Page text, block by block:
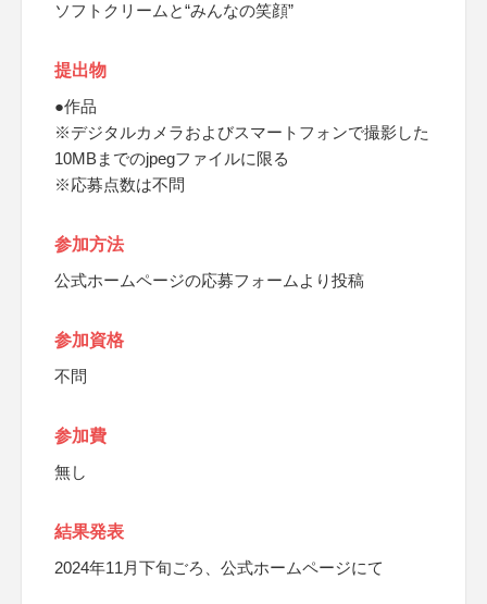
ソフトクリームと“みんなの笑顔”
提出物
●作品
※デジタルカメラおよびスマートフォンで撮影した
10MBまでのjpegファイルに限る
※応募点数は不問
参加方法
公式ホームページの応募フォームより投稿
参加資格
不問
参加費
無し
結果発表
2024年11月下旬ごろ、公式ホームページにて